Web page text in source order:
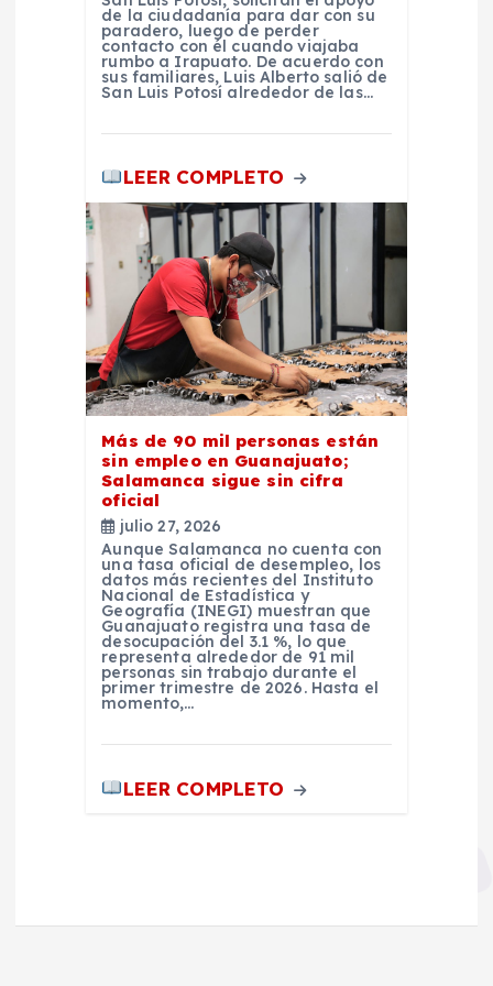
de la ciudadanía para dar con su
paradero, luego de perder
contacto con él cuando viajaba
rumbo a Irapuato. De acuerdo con
sus familiares, Luis Alberto salió de
San Luis Potosí alrededor de las…
LEER COMPLETO
Más de 90 mil personas están
sin empleo en Guanajuato;
Salamanca sigue sin cifra
oficial
julio 27, 2026
Aunque Salamanca no cuenta con
una tasa oficial de desempleo, los
datos más recientes del Instituto
Nacional de Estadística y
Geografía (INEGI) muestran que
Guanajuato registra una tasa de
desocupación del 3.1 %, lo que
representa alrededor de 91 mil
personas sin trabajo durante el
primer trimestre de 2026. Hasta el
momento,…
LEER COMPLETO